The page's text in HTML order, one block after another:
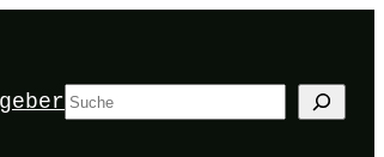
Suchen